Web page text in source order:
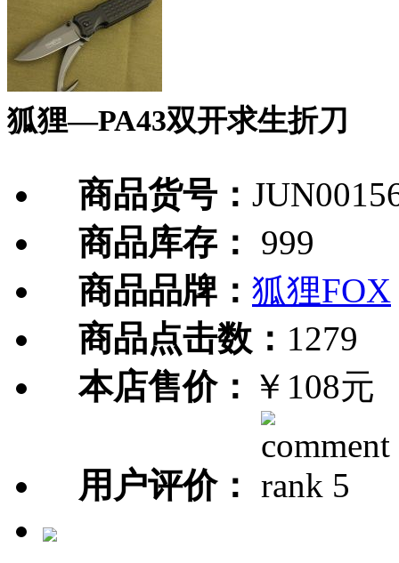
狐狸—PA43双开求生折刀
商品货号：
商品库存：
999
商品品牌： 狐狸FOX
商品点击数： 1279
本店售价： ￥108元
用户评价：